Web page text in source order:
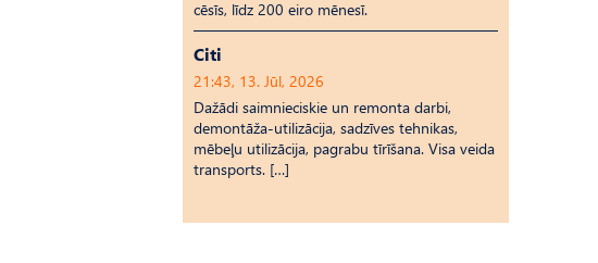
cēsīs, līdz 200 eiro mēnesī.
Citi
21:43, 13. Jūl, 2026
Dažādi saimnieciskie un remonta darbi,
demontāža-utilizācija, sadzīves tehnikas,
mēbeļu utilizācija, pagrabu tīrīšana. Visa veida
transports. […]